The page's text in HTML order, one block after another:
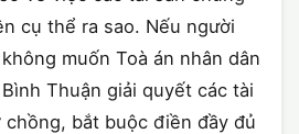
cụ thể ra sao. Nếu người
muốn Toà án nhân dân
Thuận giải quyết các tài
chồng, bắt buộc điền đầy đủ